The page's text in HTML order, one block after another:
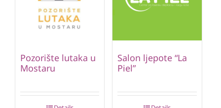
Pozorište lutaka u
Mostaru
Salon ljepote “La
Piel”